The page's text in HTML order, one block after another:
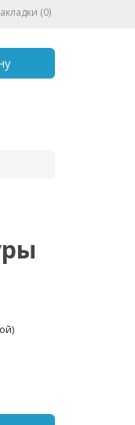
(0)